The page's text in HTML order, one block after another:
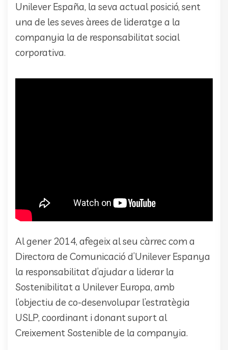
Unilever España, la seva actual posició, sent
una de les seves àrees de lideratge a la
companyia la de responsabilitat social
corporativa.
Al gener 2014, afegeix al seu càrrec com a
Directora de Comunicació d’Unilever Espanya
la responsabilitat d’ajudar a liderar la
Sostenibilitat a Unilever Europa, amb
l’objectiu de co-desenvolupar l’estratègia
USLP, coordinant i donant suport al
Creixement Sostenible de la companyia.